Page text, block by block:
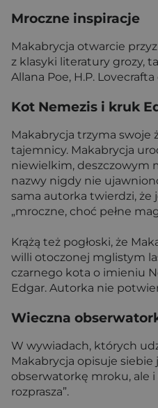
Mroczne inspiracje
Makabrycja otwarcie
z klasyki literatury grozy,
Allana Poe, H.P.
Kot Nemezis i kruk
Makabrycja trzyma swoje
tajemnicy. Makabrycja
niewielkim, deszczowym
nazwy nigdy nie
sama autorka twierdzi, że
„mroczne, choć pełne
Krążą też pogłoski, że
willi otoczonej mglistym
czarnego kota o imieniu
Edgar. Autorka nie
Wieczna
W wywiadach, których
Makabrycja opisuje siebie
obserwatorkę mroku, ale i
rozprasza”.